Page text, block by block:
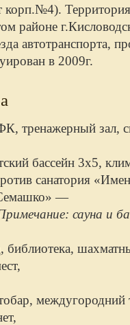
корп.№4).
районе
автотранспорта,
в 2009г.
тренажерный зал,
бассейн 3х5,
санатория
—
сауна и
библиотека,
междугородний